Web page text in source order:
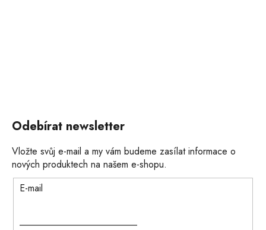
Odebírat newsletter
Vložte svůj e-mail a my vám budeme zasílat informace o
nových produktech na našem e-shopu.
E-mail